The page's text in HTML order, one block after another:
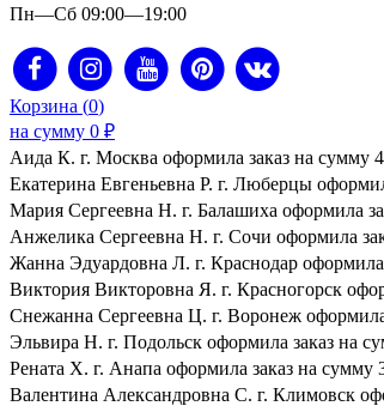
Пн—Сб 09:00—19:00
Корзина (0)
на сумму 0 ₽
Аида К. г. Москва оформила заказ на сумму
Екатерина Евгеньевна Р. г. Люберцы
Мария Сергеевна H. г. Балашиха оформила
Анжелика Сергеевна Н. г. Сочи оформила
Жанна Эдуардовна Л. г. Краснодар оформила
Виктория Викторовна Я. г. Красногорск
Снежанна Сергеевна Ц. г. Воронеж
Эльвира Н. г. Подольск оформила заказ на
Рената Х. г. Анапа оформила заказ на сумму
Валентина Александровна С. г. Климовск